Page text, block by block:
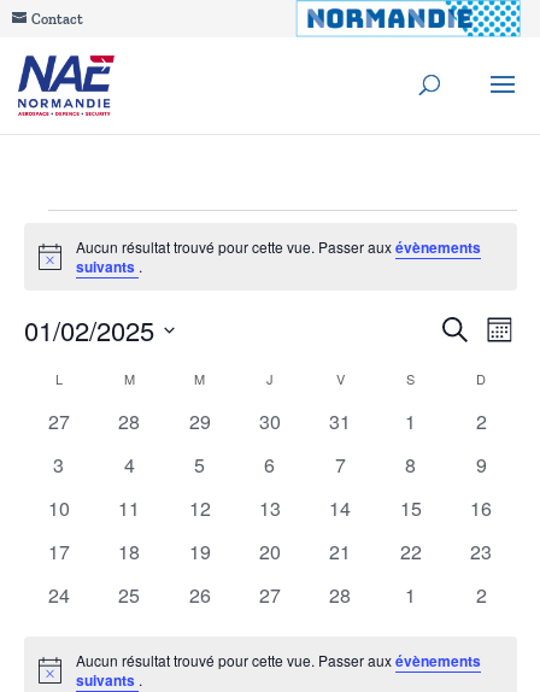
Contact
Évènements
Notice
Aucun résultat trouvé pour cette vue. Passer auxévènements
suivants .
de
vues
Recherche
Mois
01/02/2025
date.
Calendrier
de
Évènements
L MMARDI M MERCREDI
J VVENDREDIS D
0
27
0
28
0
29
0
30
0
31
0
1
0
2
0
3
0
4
0
5
0
6
0
7
0
8
0
9
0
10
0
11
0
12
0
13
0
14
0
15
0
16
0
17
0
18
0
19
0
20
0
21
0
22
0
23
0
24
0
25
0
26
0
27
0
28
0
1
0
2
Notice
Aucun résultat trouvé pour cette vue. Passer auxévènements
suivants .